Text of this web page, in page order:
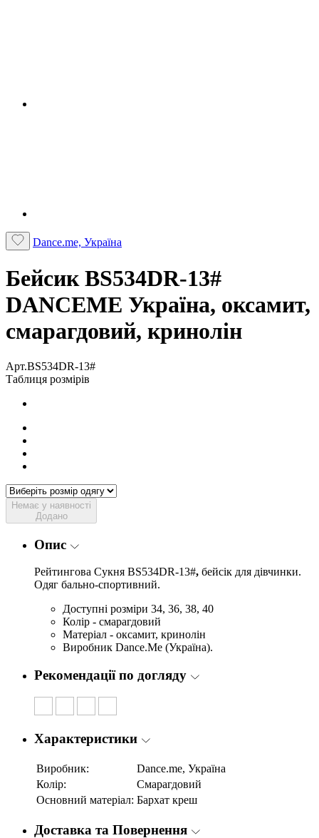
Dance.me, Україна
Бейсик BS534DR-13#
DANCEME Україна, оксамит,
смарагдовий, кринолін
Арт.BS534DR-13#
Таблиця розмірів
Немає у наявності
Додано
Опис
Рейтингова Сукня BS534DR-13#, бейсік для дівчинки.
Одяг бально-спортивний.
Доступні розміри 34, 36, 38, 40
Колір - смарагдовий
Матеріал - оксамит, кринолін
Виробник Dance.Me (Україна).
Рекомендації по догляду
Характеристики
Виробник:
Dance.me, Україна
Колір:
Смарагдовий
Основний матеріал: Бархат креш
Доставка та Повернення